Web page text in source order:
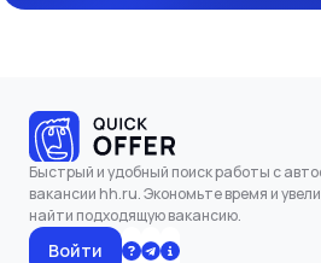
Быстрый и удобный поиск работы с
вакансии hh.ru. Экономьте время и
найти подходящую вакансию.
Войти